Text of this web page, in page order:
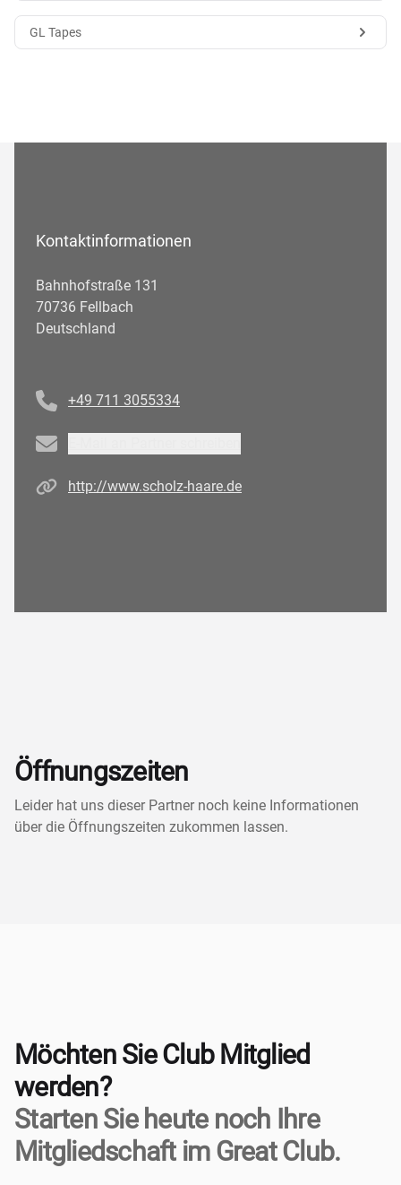
GL Tapes
Kontaktinformationen
Bahnhofstraße 131
70736 Fellbach
Deutschland
+49 711 3055334
Email
Homepagehttp://www.scholz-haare.de
Öffnungszeiten
Leider hat uns dieser Partner noch keine Informationen
über die Öffnungszeiten zukommen lassen.
Möchten Sie Club Mitglied
werden?
Starten Sie heute noch Ihre
Mitgliedschaft im Great Club.